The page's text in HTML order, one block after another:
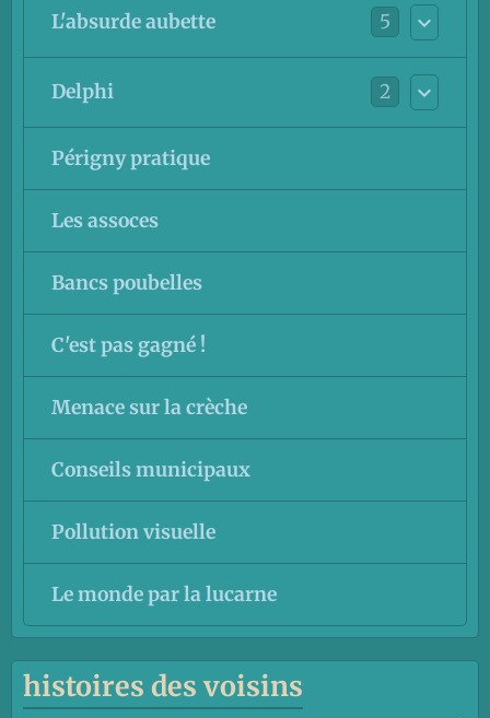
L'absurde aubette 5
Delphi 2
Périgny pratique
Les assoces
Bancs poubelles
C'est pas gagné !
Menace sur la crèche
Conseils municipaux
Pollution visuelle
Le monde par la lucarne
histoires des voisins